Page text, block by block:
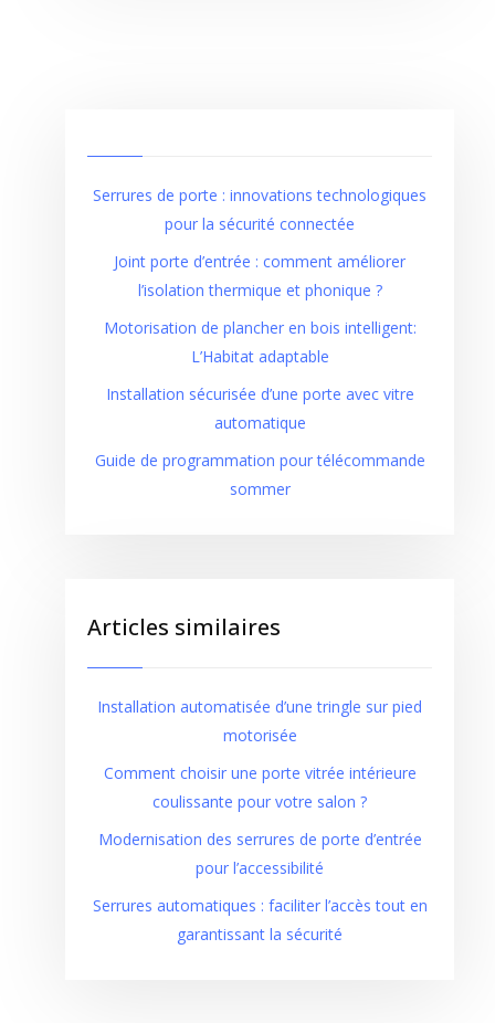
Serrures de porte : innovations technologiques
pour la sécurité connectée
Joint porte d’entrée : comment améliorer
l’isolation thermique et phonique ?
Motorisation de plancher en bois intelligent:
L’Habitat adaptable
Installation sécurisée d’une porte avec vitre
automatique
Guide de programmation pour télécommande
sommer
Articles similaires
Installation automatisée d’une tringle sur pied
motorisée
Comment choisir une porte vitrée intérieure
coulissante pour votre salon ?
Modernisation des serrures de porte d’entrée
pour l’accessibilité
Serrures automatiques : faciliter l’accès tout en
garantissant la sécurité